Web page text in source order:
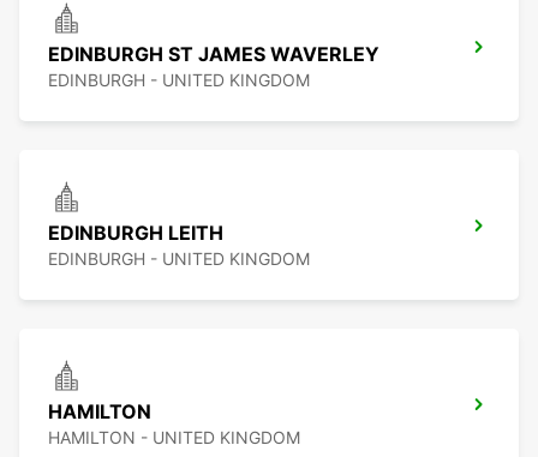
EDINBURGH ST JAMES WAVERLEY
EDINBURGH - UNITED KINGDOM
EDINBURGH LEITH
EDINBURGH - UNITED KINGDOM
HAMILTON
HAMILTON - UNITED KINGDOM